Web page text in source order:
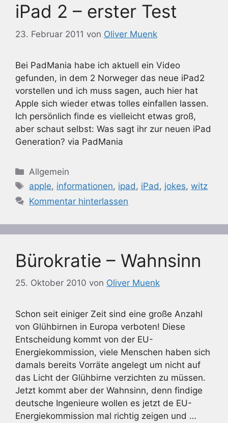
iPad 2 – erster Test
23. Februar 2011 von Oliver Muenk
Bei PadMania habe ich aktuell ein Video
gefunden, in dem 2 Norweger das neue iPad2
vorstellen und ich muss sagen, auch hier hat
Apple sich wieder etwas tolles einfallen lassen.
Ich persönlich finde es vielleicht etwas groß,
aber schaut selbst: Was sagt ihr zur neuen iPad
Generation? via PadMania
Kategorien
Allgemein
Schlagwörter
apple, informationen, ipad , iPad , jokes,witz
Kommentar hinterlassen
Bürokratie – Wahnsinn
25. Oktober 2010 von Oliver Muenk
Schon seit einiger Zeit sind eine große Anzahl
von Glühbirnen in Europa verboten! Diese
Entscheidung kommt von der EU-
Energiekommission, viele Menschen haben sich
damals bereits Vorräte angelegt um nicht auf
das Licht der Glühbirne verzichten zu müssen.
Jetzt kommt aber der Wahnsinn, denn findige
deutsche Ingenieure wollen es jetzt de EU-
Energiekommission mal richtig zeigen und …